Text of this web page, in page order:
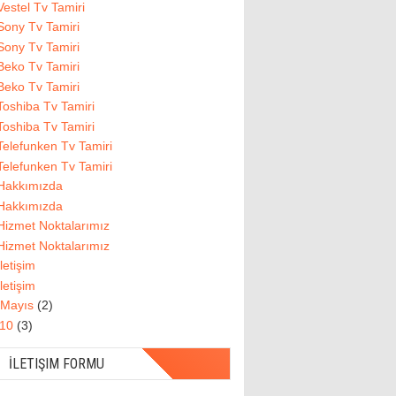
Tv Tamiri
Tv Tamiri
Tv Tamiri
Tv Tamiri
Tv Tamiri
Tv Tamiri
Tv Tamiri
Tv Tamiri
Tv Tamiri
Noktalarımız
Noktalarımız
Mayıs (2)
(3)
İLETIŞIM FORMU